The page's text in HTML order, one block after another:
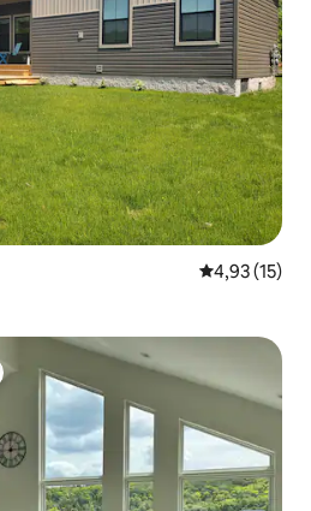
Gemiddelde
4,93 (15)